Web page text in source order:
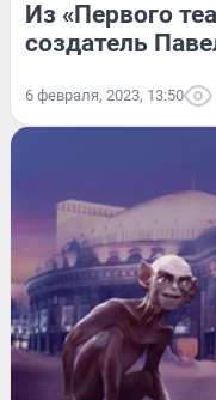
Из «Первого
создатель
6 февраля, 2023, 13:50